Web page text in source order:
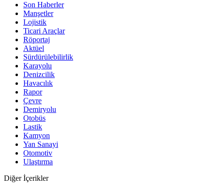
Son Haberler
Manşetler
Lojistik
Ticari Araçlar
Röportaj
Aktüel
Sürdürülebilirlik
Karayolu
Denizcilik
Havacılık
Rapor
Çevre
Demiryolu
Otobüs
Lastik
Kamyon
Yan Sanayi
Otomotiv
Ulaştırma
Diğer İçerikler